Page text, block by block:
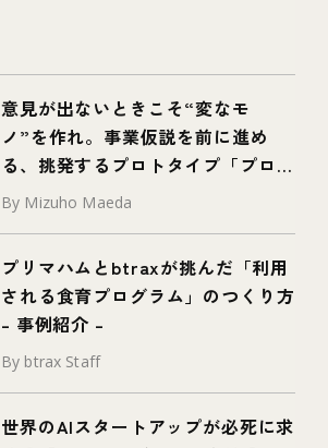
意見が出ないときこそ“変なモ
ノ”を作れ。事業仮説を前に進め
る、挑発するプロトタイプ「プロボ
タイプ」とは
By Mizuho Maeda
プリマハムとbtraxが挑んだ「利用
される食育プログラム」のつくり方
– 事例紹介 –
By btrax Staff
世界のAIスタートアップが必死に求